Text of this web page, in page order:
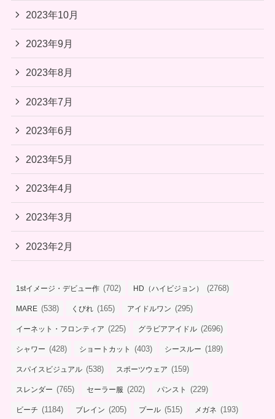
2023年10月
2023年9月
2023年8月
2023年7月
2023年6月
2023年5月
2023年4月
2023年3月
2023年2月
1stイメージ・デビュー作 (702) HD（ハイビジョン） (2768)
MARE (538) くびれ (165) アイドルワン (295)
イーネット・フロンティア (225) グラビアアイドル (2696)
シャワー (428) ショートカット (403) シースルー (189)
スパイスビジュアル (538) スポーツウェア (159)
スレンダー (765) セーラー服 (202) パンスト (229)
ビーチ (1184) ブレイン (205) プール (515) メガネ (193)